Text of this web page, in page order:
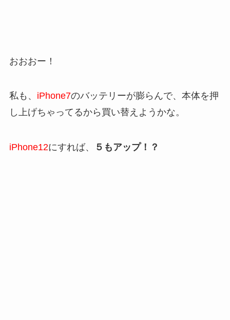
おおおー！
私も、 iPhone7のバッテリーが膨らんで、本体を押
し上げちゃってるから買い替えようかな。
iPhone12にすれば、 ５もアップ！？